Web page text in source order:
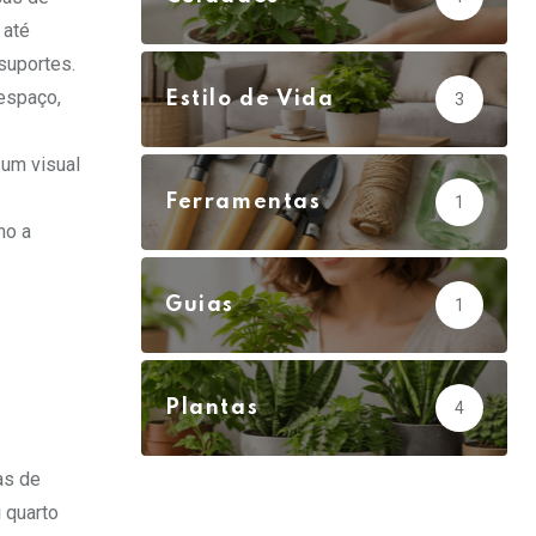
visual
a
de
Estilo de Vida 3
Ferramentas 1
Guias 1
Plantas 4